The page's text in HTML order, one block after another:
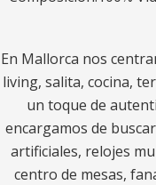
En Mallorca nos
living, salita, cocina,
un toque de
encargamos de
artificiales, relojes
centro de mesas,